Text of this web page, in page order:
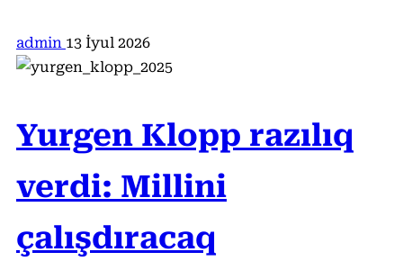
admin 13 İyul 2026
Yurgen Klopp razılıq
verdi: Millini
çalışdıracaq